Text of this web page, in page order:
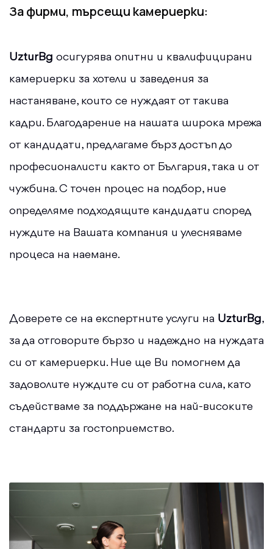
За фирми, търсещи камериерки:
UzturBg осигурява опитни и квалифицирани
камериерки за хотели и заведения за
настаняване, които се нуждаят от такива
кадри. Благодарение на нашата широка мрежа
от кандидати, предлагаме бърз достъп до
професионалисти както от България, така и от
чужбина. С точен процес на подбор, ние
определяме подходящите кандидати според
нуждите на Вашата компания и улесняваме
процеса на наемане.
Доверете се на експертните услуги на UzturBg,
за да отговорите бързо и надеждно на нуждата
си от камериерки. Ние ще Ви помогнем да
задоволите нуждите си от работна сила, като
съдействаме за поддържане на най-високите
стандарти за гостоприемство.